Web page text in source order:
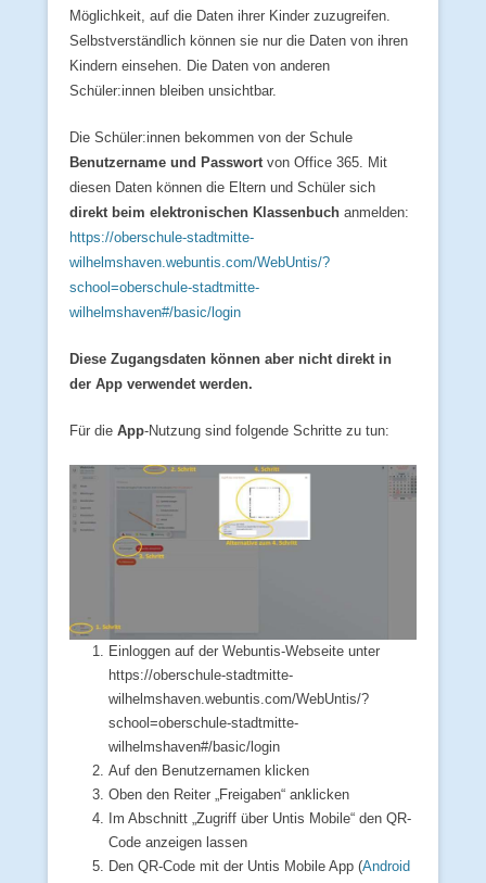
Möglichkeit, auf die Daten ihrer Kinder zuzugreifen.
Selbstverständlich können sie nur die Daten von ihren
Kindern einsehen. Die Daten von anderen
Schüler:innen bleiben unsichtbar.
Die Schüler:innen bekommen von der Schule
Benutzername und Passwort von Office 365. Mit
diesen Daten können die Eltern und Schüler sich
direkt beim elektronischen Klassenbuch anmelden:
https://oberschule-stadtmitte-
wilhelmshaven.webuntis.com/WebUntis/?
school=oberschule-stadtmitte-
wilhelmshaven#/basic/login
Diese Zugangsdaten können aber nicht direkt in
der App verwendet werden.
Für die App-Nutzung sind folgende Schritte zu tun:
Einloggen auf der Webuntis-Webseite unter
https://oberschule-stadtmitte-
wilhelmshaven.webuntis.com/WebUntis/?
school=oberschule-stadtmitte-
wilhelmshaven#/basic/login
Auf den Benutzernamen klicken
Oben den Reiter „Freigaben“ anklicken
Im Abschnitt „Zugriff über Untis Mobile“ den QR-
Code anzeigen lassen
Den QR-Code mit der Untis Mobile App (Android